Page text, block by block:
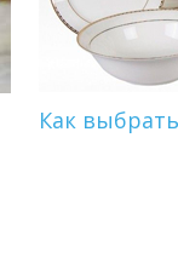
Как